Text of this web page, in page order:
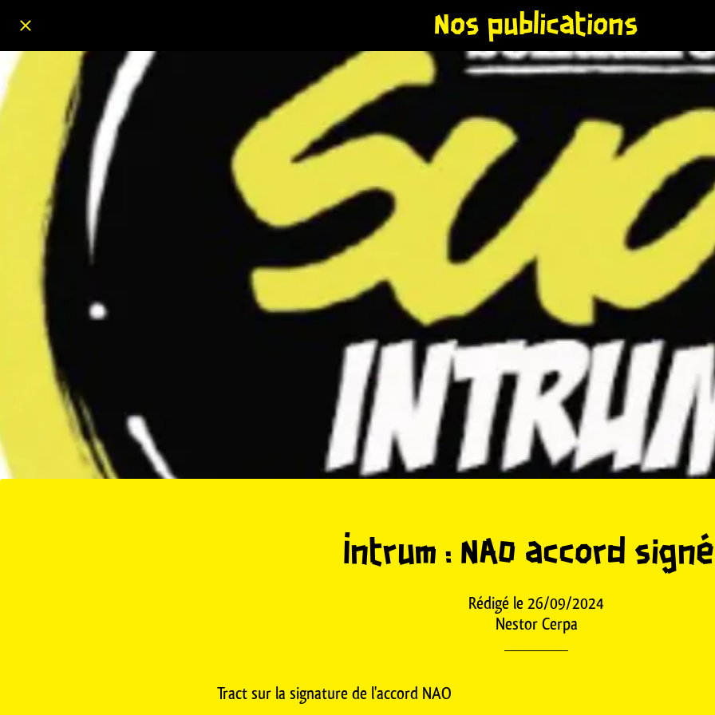
Nos publications
Intrum : NAO accord
Rédigé le 26/09/2024
Nestor Cerpa
Tract sur la signature de l'accord NAO